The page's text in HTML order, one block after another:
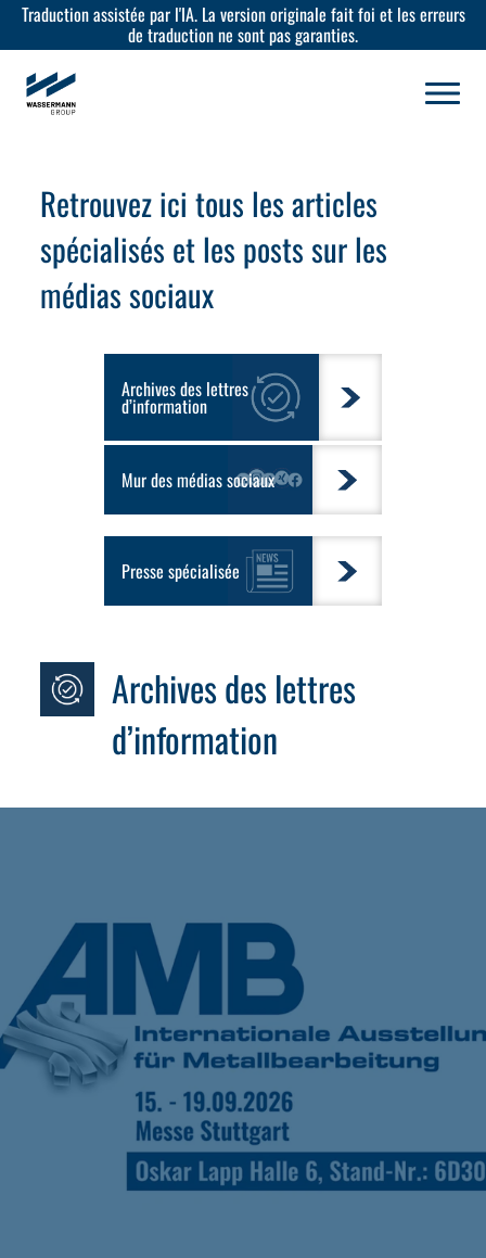
Traduction assistée par l'IA. La version originale fait foi et les erreurs
de traduction ne sont pas garanties.
Retrouvez ici tous lesarticles
spécialisés et les posts sur les
médias sociaux
Archives des lettres
d’information
Mur des médias sociaux
Presse spécialisée
Archives des lettres
d’information